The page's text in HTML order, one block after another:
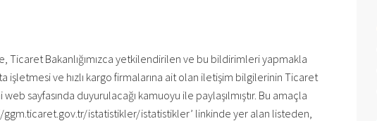
Ticaret Bakanlığımızca yetkilendirilen ve bu bildirimleri yapmakla
işletmesi ve hızlı kargo firmalarına ait olan iletişim bilgilerinin Ticaret
web sayfasında duyurulacağı kamuoyu ile paylaşılmıştır. Bu amaçla
ggm.ticaret.gov.tr/istatistikler/istatistikler’ linkinde yer alan listeden,